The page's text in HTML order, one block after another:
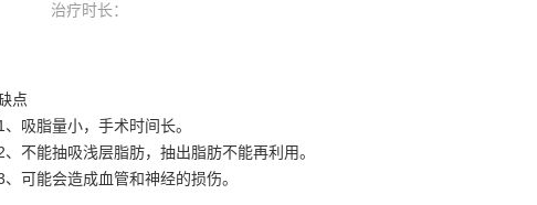
治疗时长：
点
、吸脂量小，手术时间长。
、不能抽吸浅层脂肪，抽出脂肪不能再利用。
、可能会造成血管和神经的损伤。